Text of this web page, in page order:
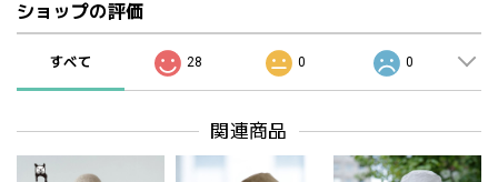
ショップの評価
すべて 28 0 0
関連商品